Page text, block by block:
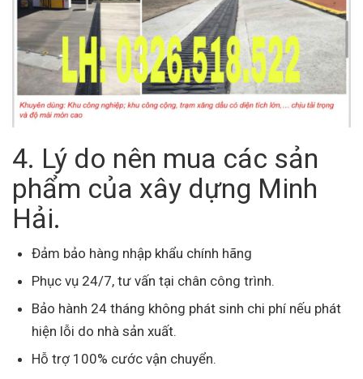
4. Lý do nên mua các sản
phẩm của xây dựng Minh
Hải.
Đảm bảo hàng nhập khẩu chính hãng
Phục vụ 24/7, tư vấn tại chân công trình.
Bảo hành 24 tháng không phát sinh chi phí nếu phát
hiện lỗi do nhà sản xuất.
Hỗ trợ 100% cước vận chuyển.